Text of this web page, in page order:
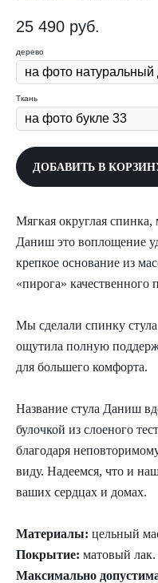
25 490 руб.
дерево
Ткань
ДОБАВИТЬ В
Мягкая округлая
Даниш это воплощение
крепкое основание из
«пирога» качественного
Мы сделали спинку
ощутила полную
для большего комфорта.
Название стула Даниш
булочкой из слоеного
благодаря
виду. Надеемся, что и
ваших сердцах и домах.
Материалы: цельный
Покрытие: матовый лак.
Максимально